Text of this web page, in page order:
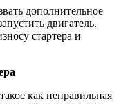
дополнительное
двигатель.
стартера и
как неправильная